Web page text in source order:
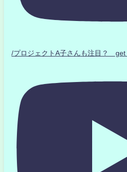
/プロジェクトA子さんも注目？ get